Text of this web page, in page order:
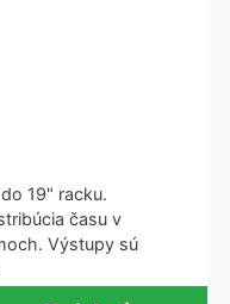
19" racku.
času v
Výstupy sú